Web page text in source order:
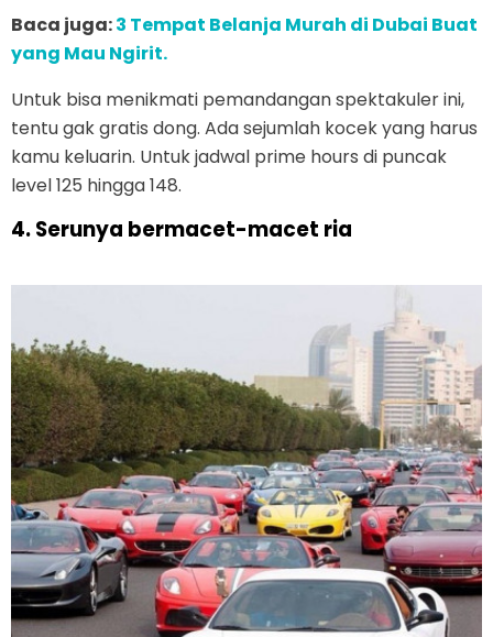
Baca juga:3 Tempat Belanja Murah di Dubai Buat
yang Mau Ngirit.
Untuk bisa menikmati pemandangan spektakuler ini,
tentu gak gratis dong. Ada sejumlah kocek yang harus
kamu keluarin. Untuk jadwal prime hours di puncak
level 125 hingga 148.
4. Serunya bermacet-macet ria